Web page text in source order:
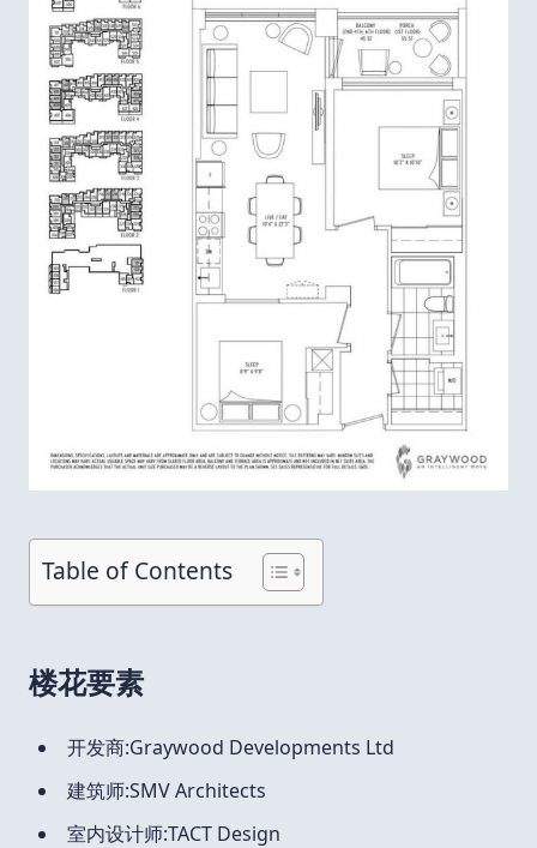
Table of Contents
楼花要素
开发商:Graywood Developments Ltd
建筑师:SMV Architects
室内设计师:TACT Design